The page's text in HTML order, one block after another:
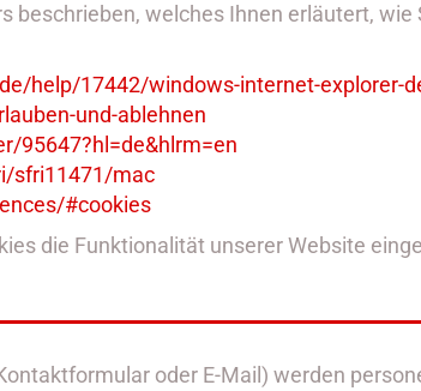
welches Ihnen erläutert,
/help/17442/windows-internet-explorer-
und-ablehnen
/95647?hl=de&hlrm=en
/sfri11471/mac
/#cookies
die Funktionalität unserer Website
oder E-Mail) werden